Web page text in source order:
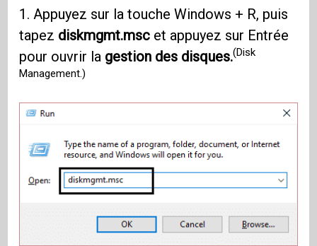
1. Appuyez sur la touche Windows + R, puis
tapez diskmgmt.msc et appuyez sur Entrée
pour ouvrir la gestion des disques.(Disk
Management.)